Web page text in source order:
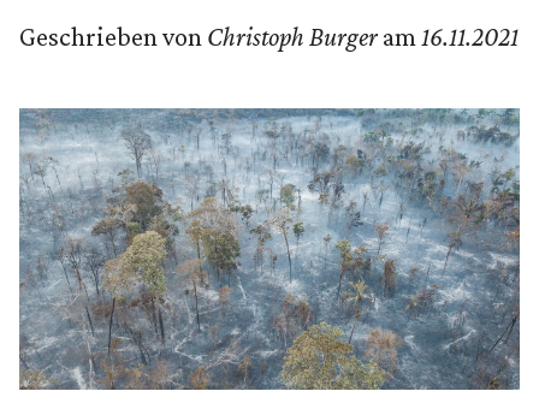
Geschrieben von Christoph Burger am 16.11.2021